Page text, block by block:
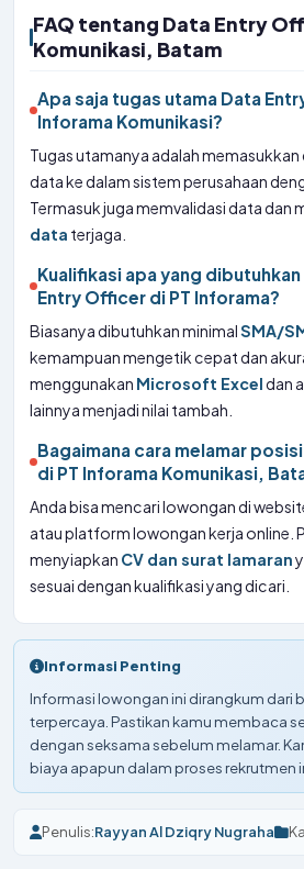
FAQ tentang Data Entry
Komunikasi, Batam
Apa saja tugas utama Data
Inforama Komunikasi?
Tugas utamanya adalah
data ke dalam sistem perusahaan
Termasuk juga memvalidasi data dan
data terjaga.
Kualifikasi apa yang
Entry Officer di PT Inforama?
Biasanya dibutuhkan minimalSMA/
kemampuan mengetik cepat dan
menggunakan Microsoft Exceldan
lainnya menjadi nilai tambah.
Bagaimana cara melamar
di PT Inforama Komunikasi,
Anda bisa mencari lowongan di
atau platform lowongan kerja online.
menyiapkan CV dan surat lamaran
sesuai dengan kualifikasi yang dicari.
Informasi Penting
Informasi lowongan ini dirangkum dari
terpercaya. Pastikan kamu membaca
dengan seksama sebelum melamar.
biaya apapun dalam proses rekrutmen
Penulis:Rayyan Al Dziqry Nugraha